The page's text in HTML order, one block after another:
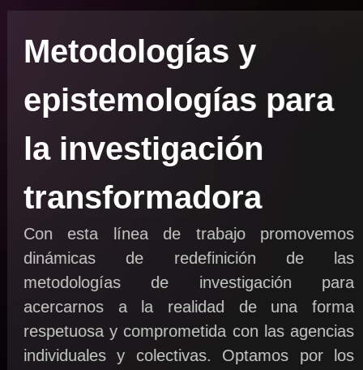
Metodologías y
epistemologías para
la investigación
transformadora
Con esta línea de trabajo promovemos
dinámicas de redefinición de las
metodologías de investigación para
acercarnos a la realidad de una forma
respetuosa y comprometida con las agencias
individuales y colectivas. Optamos por los